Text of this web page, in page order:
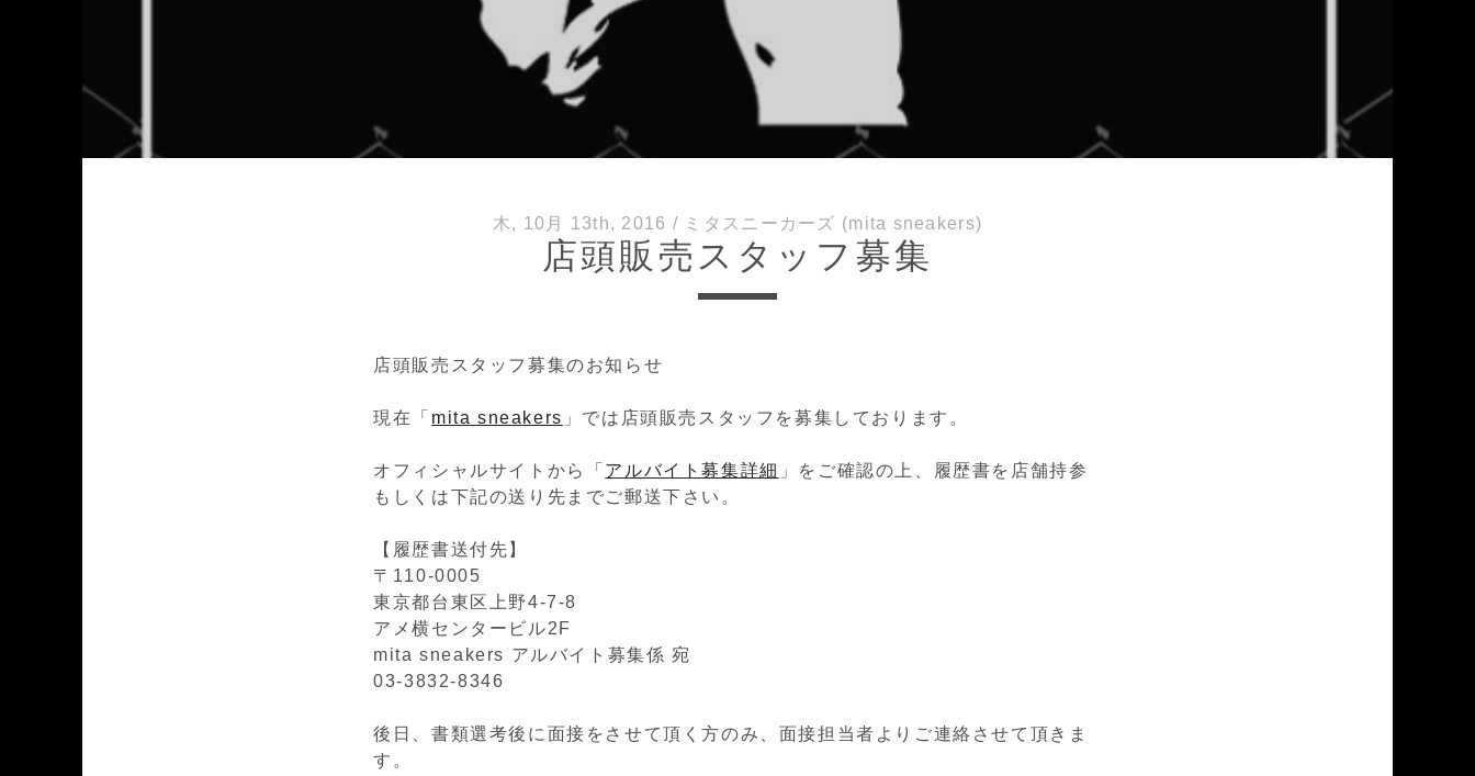
木, 10月 13th, 2016 / ミタスニーカーズ (mita sneakers)
店頭販売スタッフ募集
店頭販売スタッフ募集のお知らせ
現在「 mita sneakers 」では店頭販売スタッフを募集しております。
オフィシャルサイトから「 アルバイト募集詳細 」をご確認の上、履歴書を店舗持参
もしくは下記の送り先までご郵送下さい。
【履歴書送付先】
〒110-0005
東京都台東区上野4-7-8
アメ横センタービル2F
mita sneakers アルバイト募集係 宛
03-3832-8346
後日、書類選考後に面接をさせて頂く方のみ、面接担当者よりご連絡させて頂きま
す。